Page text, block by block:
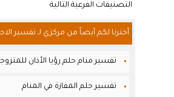
التصنيفات الفرعية التالية
أخترنا لكم أيضاً من مركزي لـ تفسير
تفسير منام حلم رؤيا الأذان
تفسير حلم المفازة في المنام